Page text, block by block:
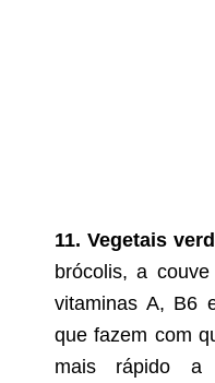
11. Vegetais
brócolis, a
vitaminas A, B6
que fazem com
mais rápido a